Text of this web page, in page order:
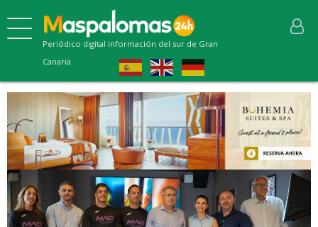
Periódico digital información del sur de Gran
Canaria